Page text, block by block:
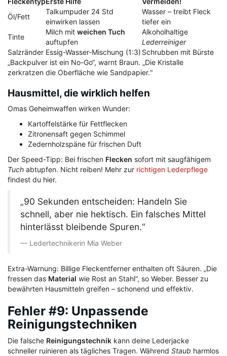
Öl/Fett
Talkumpuder 24 Std
einwirken lassen
Wasser – treibt Fleck
tiefer ein
Tinte
Milch mit weichen Tuch
auftupfen
Alkoholhaltige
Lederreiniger
Salzränder Essig-Wasser-Mischung (1:3) Schrubben mit Bürste
„Backpulver ist ein No-Go“, warnt Braun. „Die Kristalle
zerkratzen die Oberfläche wie Sandpapier.“
Hausmittel, die wirklich helfen
Omas Geheimwaffen wirken Wunder:
Kartoffelstärke für Fettflecken
Zitronensaft gegen Schimmel
Zedernholzspäne für frischen Duft
Der Speed-Tipp: Bei frischen Flecken sofort mit saugfähigem
Tuch abtupfen. Nicht reiben! Mehr zur richtigen Lederpflege
findest du hier.
„90 Sekunden entscheiden: Handeln Sie
schnell, aber nie hektisch. Ein falsches Mittel
hinterlässt bleibende Spuren.“
Ledertechnikerin Mia Weber
Extra-Warnung: Billige Fleckentferner enthalten oft Säuren. „Die
fressen das Material wie Rost an Stahl“, so Weber. Besser zu
bewährten Hausmitteln greifen – schonend und effektiv.
Fehler #9: Unpassende
Reinigungstechniken
Die falsche Reinigungstechnik kann deine Lederjacke
schneller ruinieren als tägliches Tragen. Während Staub harmlos